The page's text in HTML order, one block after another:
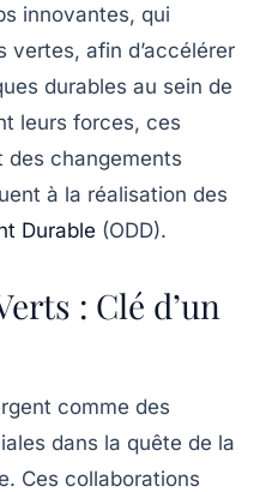
innovantes, qui
vertes, afin d’accélérer
durables au sein de
leurs forces, ces
des changements
à la réalisation des
Durable (ODD).
: Clé d’un
comme des
dans la quête de la
. Ces collaborations